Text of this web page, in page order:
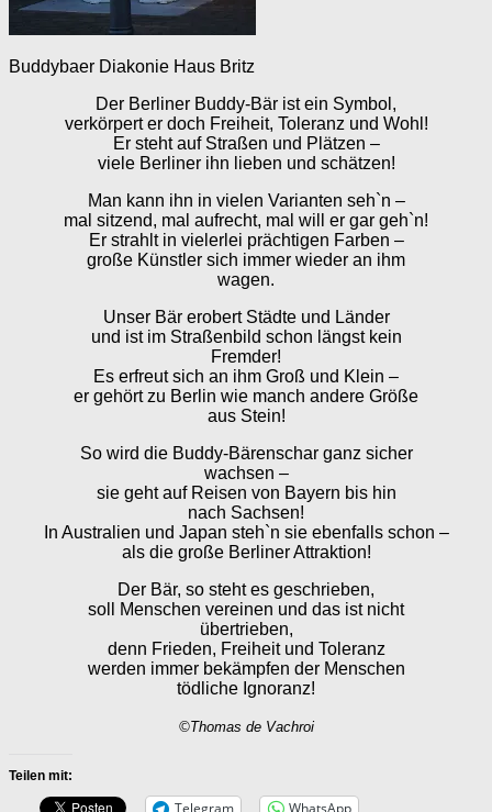
Buddybaer Diakonie Haus Britz
Der Berliner Buddy-Bär ist ein Symbol,
verkörpert er doch Freiheit, Toleranz und Wohl!
Er steht auf Straßen und Plätzen –
viele Berliner ihn lieben und schätzen!
Man kann ihn in vielen Varianten seh`n –
mal sitzend, mal aufrecht, mal will er gar geh`n!
Er strahlt in vielerlei prächtigen Farben –
große Künstler sich immer wieder an ihm
wagen.
Unser Bär erobert Städte und Länder
und ist im Straßenbild schon längst kein
Fremder!
Es erfreut sich an ihm Groß und Klein –
er gehört zu Berlin wie manch andere Größe
aus Stein!
So wird die Buddy-Bärenschar ganz sicher
wachsen –
sie geht auf Reisen von Bayern bis hin
nach Sachsen!
In Australien und Japan steh`n sie ebenfalls schon –
als die große Berliner Attraktion!
Der Bär, so steht es geschrieben,
soll Menschen vereinen und das ist nicht
übertrieben,
denn Frieden, Freiheit und Toleranz
werden immer bekämpfen der Menschen
tödliche Ignoranz!
©Thomas de Vachroi
Teilen mit:
Telegram WhatsApp